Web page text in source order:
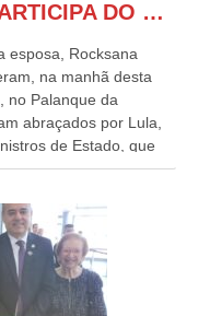
GONZAGA PATRIOTA PARTICIPA DO DESFILE DA INDEPENDÊNCIA NO PALANQUE DA PRESIDÊNCIA DA REPÚBLICA E É ABRAÇADO POR LULA E POR GERALDO ALCKMIN.
esposa, Rocksana
na manhã desta
no Palanque da
abraçados por Lula,
de Estado, que
Independência da
disse ter sido
de todos. “Há
nome, participo
Setembro, na
Este ano, o governo